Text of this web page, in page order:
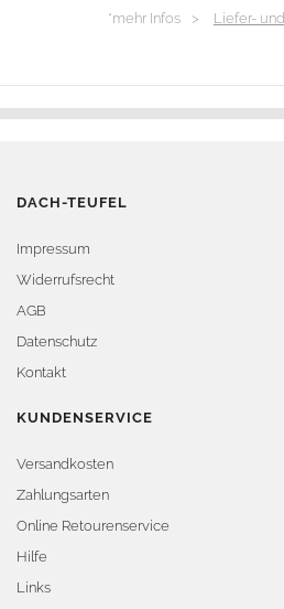
*mehr Infos > Liefer-
DACH-TEUFEL
Impressum
Widerrufsrecht
AGB
Datenschutz
Kontakt
KUNDENSERVICE
Versandkosten
Zahlungsarten
Online Retourenservice
Hilfe
Links